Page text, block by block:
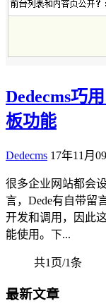
Dedecms巧
板功能
Dedecms 17年11月
很多企业网站都会
言，Dede有自带留
开发和调用，因此
能使用。下...
共1页/1条
最新文章